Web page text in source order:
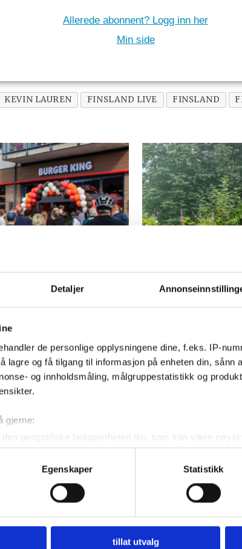
Detaljer
de personlige opplysningene dine, f.eks. IP-
lagre og få tilgang til informasjon på enheten din, sånn
og innholdsmåling, målgruppestatistikk og
gjerne:
den geografiske beliggenheten din, som kan være
å aktivt skanne den for bestemte karakteristikker
hvordan dine personlige data behandles og hvordan
trekke tilbake ditt samtykke fra erklæringen om
dessuten informasjon om hvordan du bruker
analysearbeid, som kan kombinere den med annen
Egenskaper Statistikk
tillat utvalg
Allerede abonnent? Logg inn her
Min side
KEVIN LAUREN FINSLAND LIVE FINSLAND
PLUS
som
– Er jo
Klaget
ansvaret
Nye skilt skaper
forvirring: Hvilken
fartsgrense gjelder